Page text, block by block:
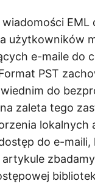
EML
użytkowników
e-maile do
PST
do
zaleta tego
lokalnych
do e-